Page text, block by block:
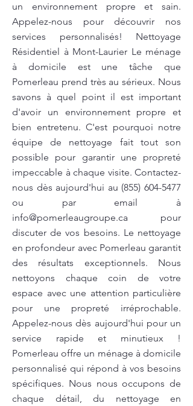
un environnement propre et sain.
Appelez-nous pour découvrir nos
services personnalisés! Nettoyage
Résidentiel à Mont-Laurier Le ménage
à domicile est une tâche que
Pomerleau prend très au sérieux. Nous
savons à quel point il est important
d'avoir un environnement propre et
bien entretenu. C'est pourquoi notre
équipe de nettoyage fait tout son
possible pour garantir une propreté
impeccable à chaque visite. Contactez-
nous dès aujourd'hui au (855) 604-5477
ou par email à
info@pomerleaugroupe.ca pour
discuter de vos besoins. Le nettoyage
en profondeur avec Pomerleau garantit
des résultats exceptionnels. Nous
nettoyons chaque coin de votre
espace avec une attention particulière
pour une propreté irréprochable.
Appelez-nous dès aujourd'hui pour un
service rapide et minutieux !
Pomerleau offre un ménage à domicile
personnalisé qui répond à vos besoins
spécifiques. Nous nous occupons de
chaque détail, du nettoyage en